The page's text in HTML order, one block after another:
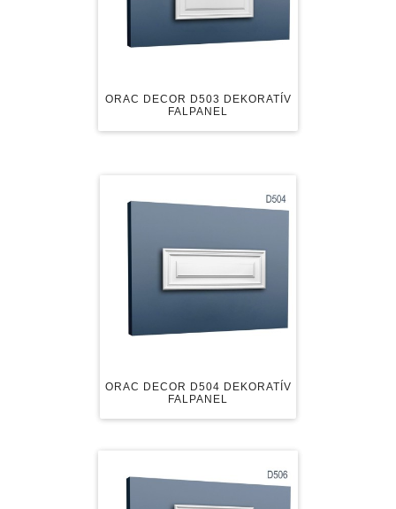
ORAC DECOR D503 DEKORATÍV
FALPANEL
ORAC DECOR D504 DEKORATÍV
FALPANEL